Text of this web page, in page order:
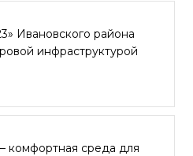
Ивановского района
инфраструктурой
комфортная среда для